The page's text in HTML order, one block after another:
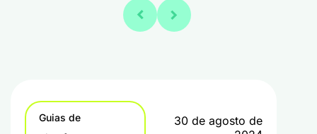
Guias de
30 de agosto de